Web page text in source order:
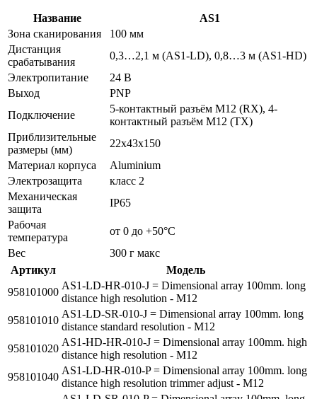
Название
AS1
Зона сканирования
100 мм
Дистанция
срабатывания
0,3…2,1 м (AS1-LD), 0,8…3 м (AS1-HD)
Электропитание
24 В
Выход
PNP
Подключение
5-контактный разъём M12 (RX), 4-
контактный разъём M12 (TX)
Приблизительные
размеры (мм)
22x43x150
Материал корпуса
Aluminium
Электрозащита
класс 2
Механическая
защита
IP65
Рабочая
температура
от 0 до +50°C
Вес
300 г макс
Артикул
Модель
958101000
AS1-LD-HR-010-J = Dimensional array 100mm. long
distance high resolution - M12
958101010
AS1-LD-SR-010-J = Dimensional array 100mm. long
distance standard resolution - M12
958101020
AS1-HD-HR-010-J = Dimensional array 100mm. high
distance high resolution - M12
958101040
AS1-LD-HR-010-P = Dimensional array 100mm. long
distance high resolution trimmer adjust - M12